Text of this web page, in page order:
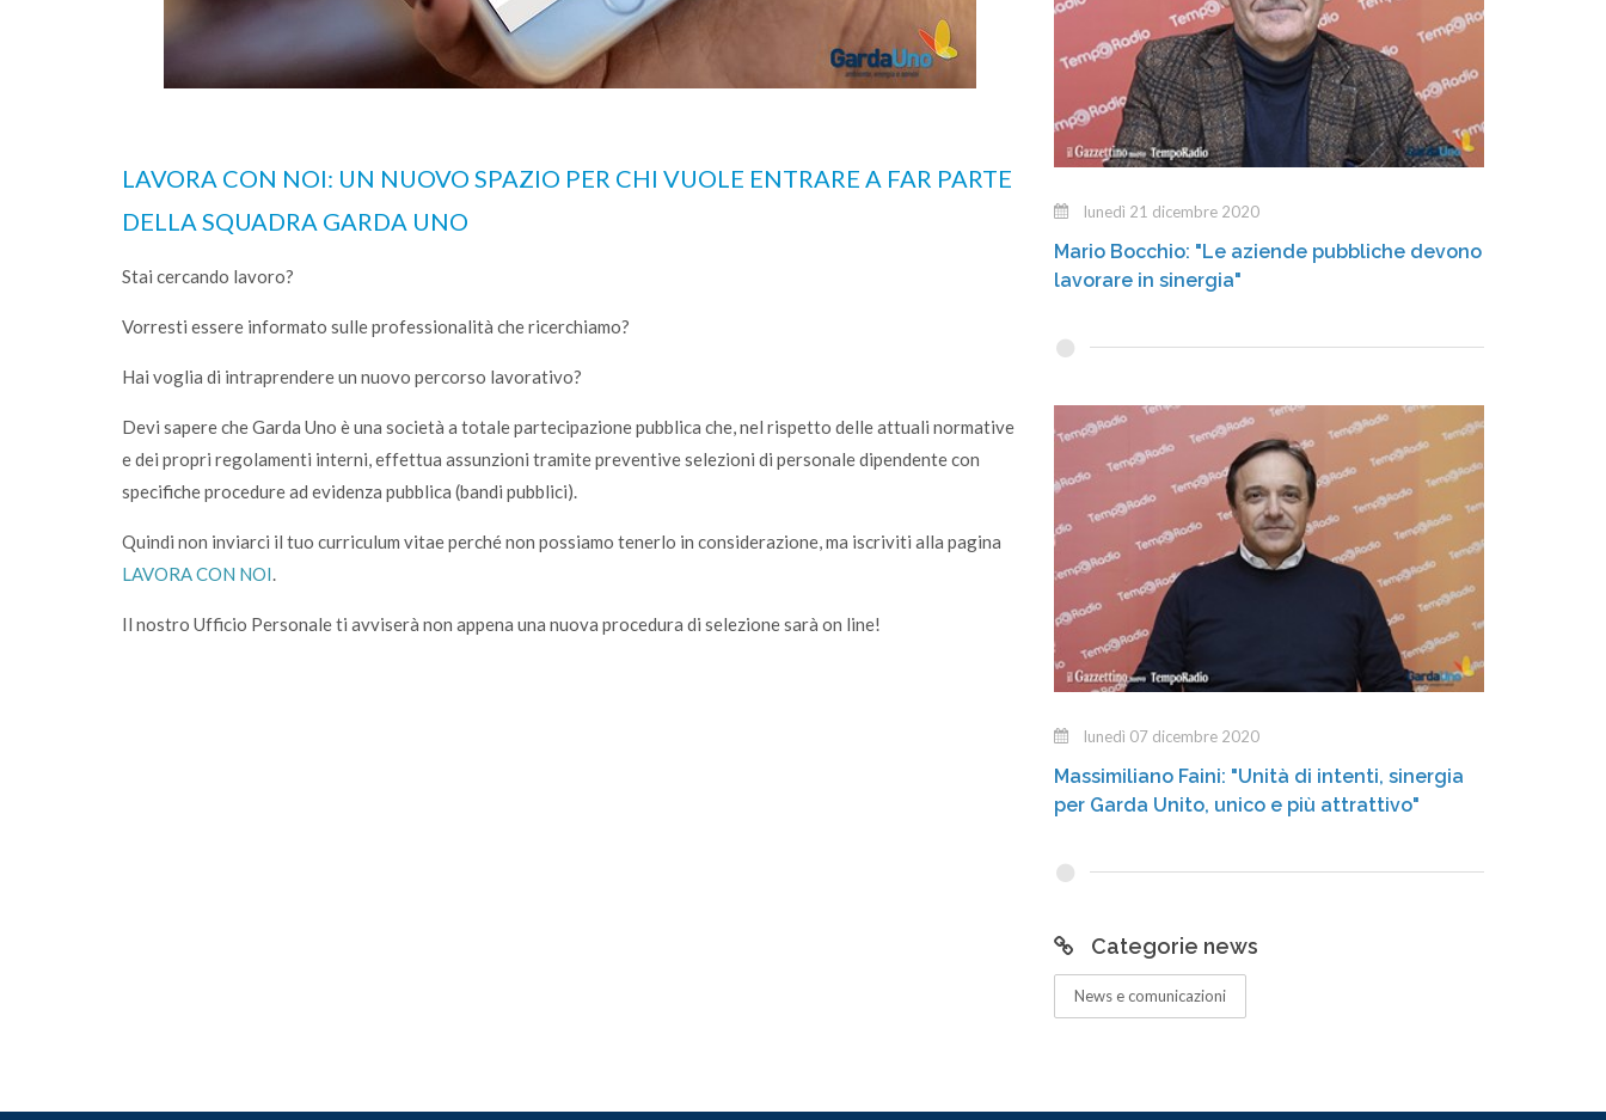
LAVORA CON NOI: UN NUOVO SPAZIO PER CHI VUOLE ENTRARE A FAR PARTE
DELLA SQUADRA GARDA UNO
Stai cercando lavoro?
Vorresti essere informato sulle professionalità che ricerchiamo?
Hai voglia di intraprendere un nuovo percorso lavorativo?
Devi sapere che Garda Uno è una società a totale partecipazione pubblica che, nel rispetto delle attuali normative
e dei propri regolamenti interni, effettua assunzioni tramite preventive selezioni di personale dipendente con
specifiche procedure ad evidenza pubblica (bandi pubblici).
Quindi non inviarci il tuo curriculum vitae perché non possiamo tenerlo in considerazione, ma iscriviti alla pagina
LAVORA CON NOI.
Il nostro Ufficio Personale ti avviserà non appena una nuova procedura di selezione sarà on line!
lunedì 21 dicembre 2020
Mario Bocchio: "Le aziende pubbliche devono
lavorare in sinergia"
lunedì 07 dicembre 2020
Massimiliano Faini: "Unità di intenti, sinergia
per Garda Unito, unico e più attrattivo"
Categorie news
News e comunicazioni